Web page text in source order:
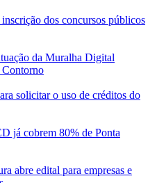
dos concursos públicos
da Muralha Digital
Contorno
solicitar o uso de créditos do
já cobrem 80% de Ponta
abre edital para empresas e